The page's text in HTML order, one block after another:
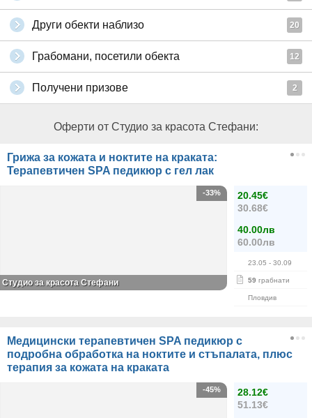
Други обекти наблизо 20
Грабомани, посетили обекта 12
Получени призове 2
Оферти от Студио за красота Стефани:
Грижа за кожата и ноктите на краката:
Терапевтичен SPA педикюр с гел лак
20.45€
30.68€
40.00лв
60.00лв
23.05 - 30.09
59 грабнати
Пловдив
-33%
Студио за красота Стефани
Медицински терапевтичен SPA педикюр с
подробна обработка на ноктите и стъпалата, плюс
терапия за кожата на краката
28.12€
51.13€
-45%